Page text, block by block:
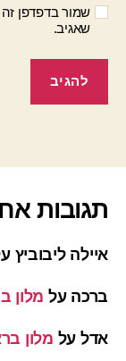
שמור בדפדפן
שאגיב.
תגובות
איילה ליבוביץ
ברכה על מלון
אדל על מלון